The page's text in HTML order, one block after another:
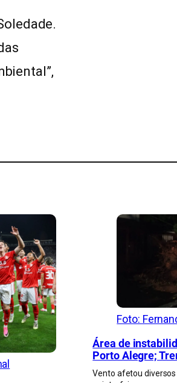
Foto:
Área de
Porto Alegre;
Vento afetou